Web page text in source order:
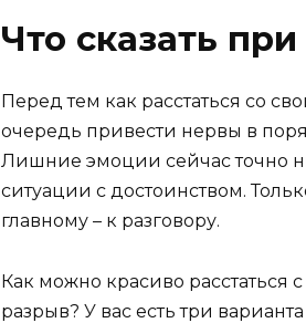
Что сказать
Перед тем как расстаться со
очередь привести нервы в
Лишние эмоции сейчас точно
ситуации с достоинством.
главному – к разговору.
Как можно красиво
разрыв? У вас есть три